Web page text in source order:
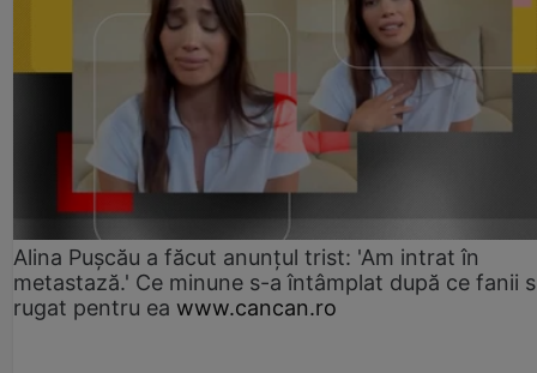
Alina Pușcău a făcut anunțul trist: 'Am intrat în
metastază.' Ce minune s-a întâmplat după ce fanii
rugat pentru ea www.cancan.ro